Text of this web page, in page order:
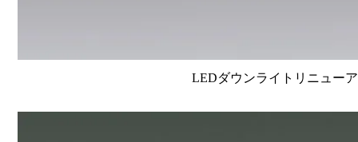
LEDダウンライトリニュー